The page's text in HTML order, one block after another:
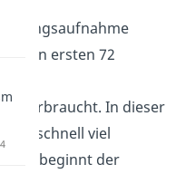
in den ersten 72
verbraucht. In dieser
du schnell viel
beginnt der